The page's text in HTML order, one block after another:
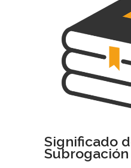
Significado
Subrogación